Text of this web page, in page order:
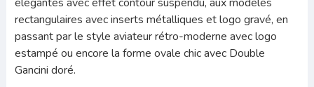
rectangulaires avec inserts métalliques et logo gravé, en
passant par le style aviateur rétro-moderne avec logo
estampé ou encore la forme ovale chic avec Double
Gancini doré.